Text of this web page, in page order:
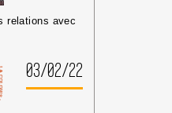
relations avec
03/02/22